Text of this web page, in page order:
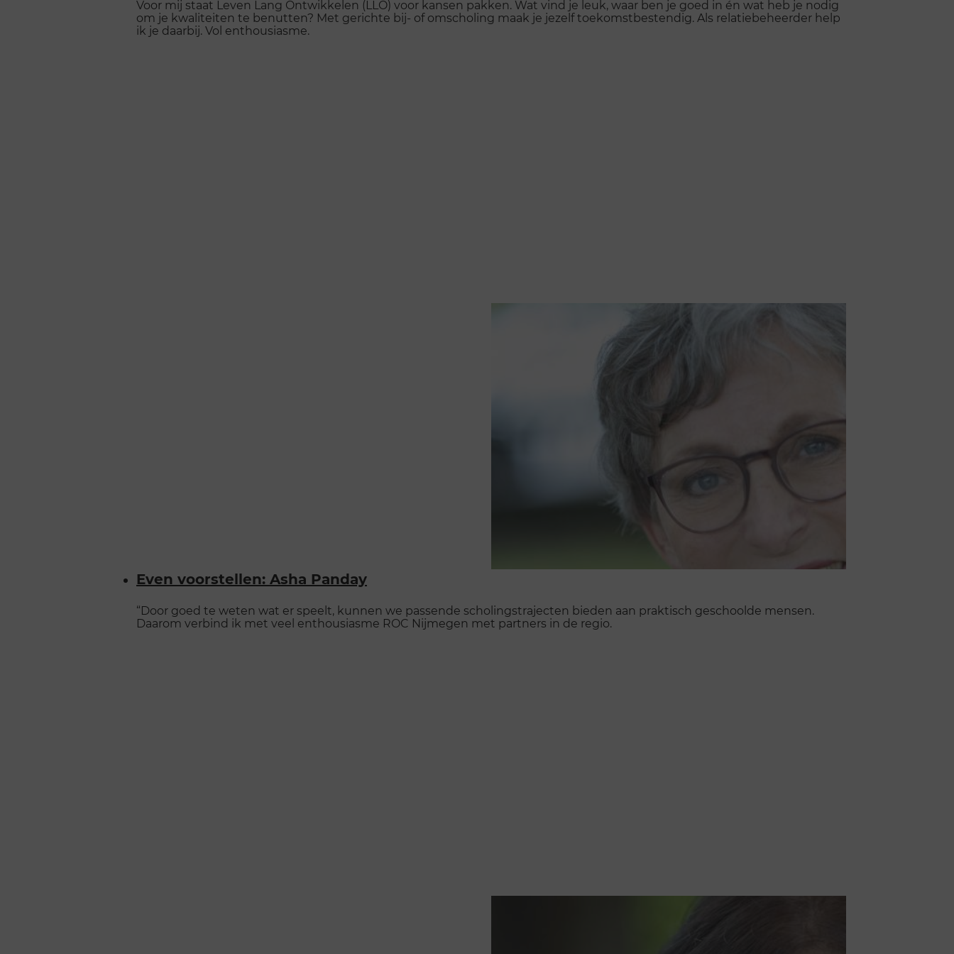
Voor mij staat Leven Lang Ontwikkelen (LLO) voor kansen pakken. Wat vind je leuk, waar ben je goed in én wat heb je nodig
om je kwaliteiten te benutten? Met gerichte bij- of omscholing maak je jezelf toekomstbestendig. Als relatiebeheerder help
ik je daarbij. Vol enthousiasme.
Even voorstellen: Asha Panday
“Door goed te weten wat er speelt, kunnen we passende scholingstrajecten bieden aan praktisch geschoolde mensen.
Daarom verbind ik met veel enthousiasme ROC Nijmegen met partners in de regio.